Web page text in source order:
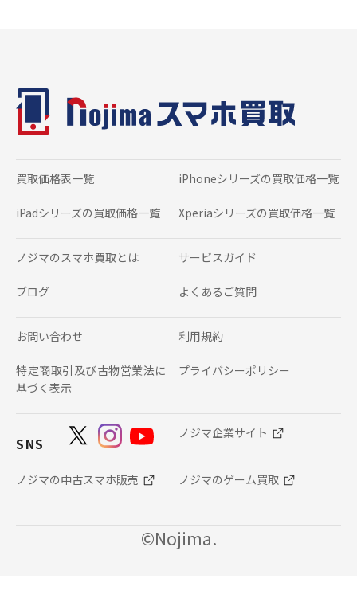
買取価格表一覧 iPhoneシリーズの 買取価格一覧
iPadシリーズの 買取価格一覧 Xperiaシリーズの 買取価格一覧
ノジマのスマホ買取とは サービスガイド
ブログ よくあるご質問
お問い合わせ 利用規約
特定商取引及び古物営業法に
基づく表示
プライバシーポリシー
SNS
ノジマ企業サイト
ノジマの中古スマホ販売 ノジマのゲーム買取
©Nojima.